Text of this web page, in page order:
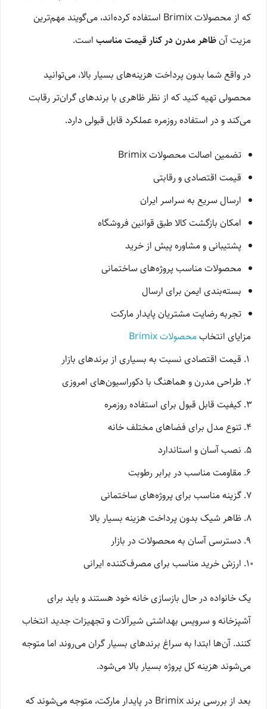
که از محصولات Brimix استفاده کرده‌اند، می‌گویند مهم‌ترین
مزیت آنظاهر مدرن در کنار قیمت مناسب است.
در واقع شما بدون پرداخت هزینه‌های بسیار بالا، می‌توانید
محصولی تهیه کنید که از نظر ظاهری با برندهای گران‌تر رقابت
می‌کند و در استفاده روزمره عملکرد قابل قبولی دارد.
تضمین اصالت محصولات Brimix
قیمت اقتصادی و رقابتی
ارسال سریع به سراسر ایران
امکان بازگشت کالا طبق قوانین فروشگاه
پشتیبانی و مشاوره پیش از خرید
محصولات مناسب پروژه‌های ساختمانی
بسته‌بندی ایمن برای ارسال
تجربه رضایت مشتریان پایدار مارکت
مزایای انتخابمحصولات Brimix
قیمت اقتصادی نسبت به بسیاری از برندهای بازار
طراحی مدرن و هماهنگ با دکوراسیون‌های امروزی
کیفیت قابل قبول برای استفاده روزمره
تنوع مدل برای فضاهای مختلف خانه
نصب آسان و استاندارد
مقاومت مناسب در برابر رطوبت
گزینه مناسب برای پروژه‌های ساختمانی
ظاهر شیک بدون پرداخت هزینه بسیار بالا
دسترسی آسان به محصولات در بازار
ارزش خرید مناسب برای مصرف‌کننده ایرانی
یک خانواده در حال بازسازی خانه خود هستند و باید برای
آشپزخانه و سرویس بهداشتی شیرآلات و تجهیزات جدید انتخاب
کنند. آن‌ها ابتدا به سراغ برندهای بسیار گران می‌روند اما متوجه
می‌شوند هزینه کل پروژه بسیار بالا می‌شود.
بعد از بررسی برند Brimix در پایدار مارکت، متوجه می‌شوند که